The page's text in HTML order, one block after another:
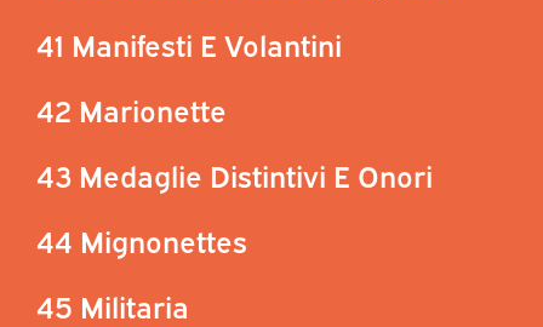
41 Manifesti E Volantini
42 Marionette
43 Medaglie Distintivi E Onori
44 Mignonettes
45 Militaria